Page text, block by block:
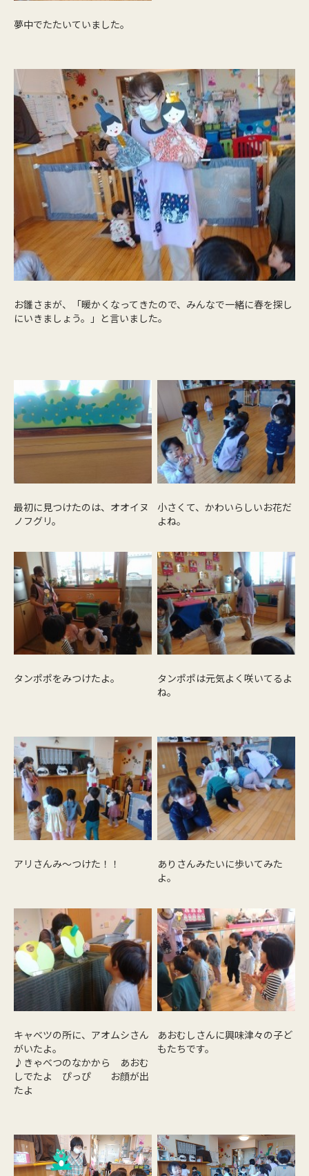
夢中でたたいていました。
お雛さまが、「暖かくなってきたので、みんなで一緒に春を探し
にいきましょう。」と言いました。
最初に見つけたのは、オオイヌ
ノフグリ。
小さくて、かわいらしいお花だ
よね。
タンポポをみつけたよ。
タンポポは元気よく咲いてるよ
ね。
アリさんみ～つけた！！
ありさんみたいに歩いてみた
よ。
キャベツの所に、アオムシさん
がいたよ。
♪きゃべつのなかから あおむ
しでたよ ぴっぴ お顔が出
たよ
あおむしさんに興味津々の子ど
もたちです。